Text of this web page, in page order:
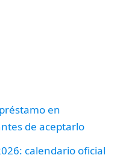
en
de aceptarlo
calendario oficial